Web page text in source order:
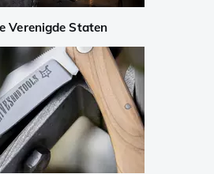
Verenigde Staten